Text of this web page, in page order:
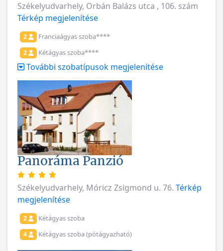
Székelyudvarhely, Orbán Balázs utca , 106. szám
Térkép megjelenítése
2 Franciaágyas szoba****
2 Kétágyas szoba****
További szobatípusok megjelenítése
Panoráma Panzió
Székelyudvarhely, Móricz Zsigmond u. 76. Térkép
megjelenítése
2 Kétágyas szoba
4 Kétágyas szoba (pótágyazható)